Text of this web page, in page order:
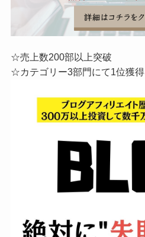
☆売上数200部以上突破
☆カテゴリー3部門にて1位獲得